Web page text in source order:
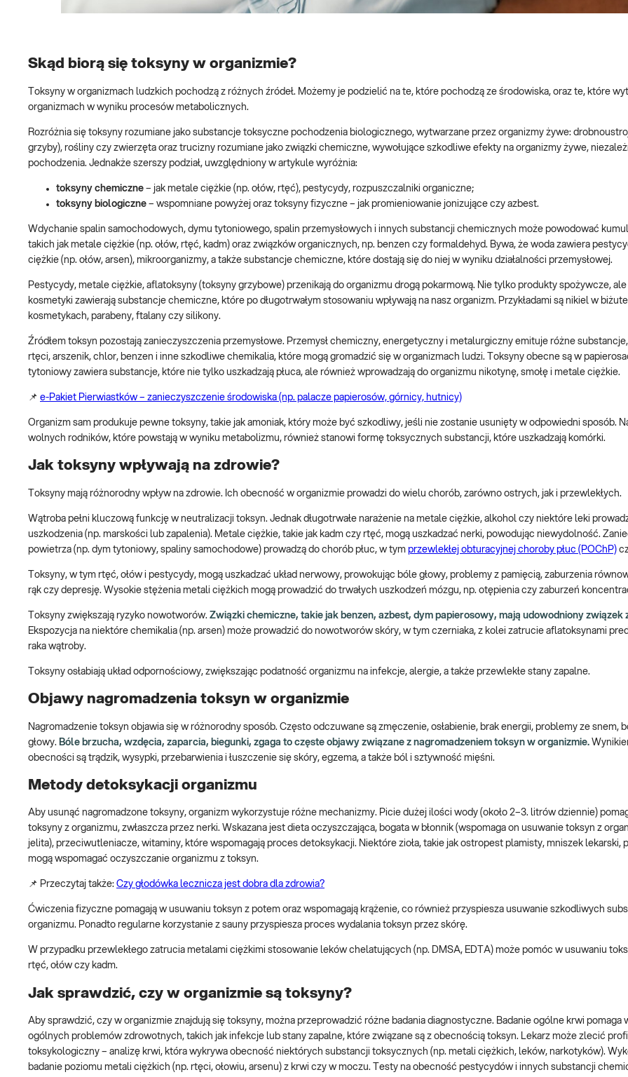
Skąd biorą się toksyny w organizmie?
Toksyny w organizmach ludzkich pochodzą z różnych źródeł. Możemy je podzielić na te, które pochodzą ze środowiska, oraz te, które
organizmach w wyniku procesów metabolicznych.
Rozróżnia się toksyny rozumiane jako substancje toksyczne pochodzenia biologicznego, wytwarzane przez organizmy żywe:
grzyby), rośliny czy zwierzęta oraz trucizny rozumiane jako związki chemiczne, wywołujące szkodliwe efekty na organizmy żywe,
pochodzenia. Jednakże szerszy podział, uwzględniony w artykule wyróżnia:
toksyny chemiczne – jak metale ciężkie (np. ołów, rtęć), pestycydy, rozpuszczalniki organiczne;
toksyny biologiczne – wspomniane powyżej oraz toksyny fizyczne – jak promieniowanie jonizujące czy azbest.
Wdychanie spalin samochodowych, dymu tytoniowego, spalin przemysłowych i innych substancji chemicznych może powodować
takich jak metale ciężkie (np. ołów, rtęć, kadm) oraz związków organicznych, np. benzen czy formaldehyd. Bywa, że woda zawiera
ciężkie (np. ołów, arsen), mikroorganizmy, a także substancje chemiczne, które dostają się do niej w wyniku działalności przemysłowej.
Pestycydy, metale ciężkie, aflatoksyny (toksyny grzybowe) przenikają do organizmu drogą pokarmową. Nie tylko produkty spożywcze,
kosmetyki zawierają substancje chemiczne, które po długotrwałym stosowaniu wpływają na nasz organizm. Przykładami są nikiel w
kosmetykach, parabeny, ftalany czy silikony.
Źródłem toksyn pozostają zanieczyszczenia przemysłowe. Przemysł chemiczny, energetyczny i metalurgiczny emituje różne
rtęci, arszenik, chlor, benzen i inne szkodliwe chemikalia, które mogą gromadzić się w organizmach ludzi. Toksyny obecne są w
tytoniowy zawiera substancje, które nie tylko uszkadzają płuca, ale również wprowadzają do organizmu nikotynę, smołę i metale ciężkie.
📌 e-Pakiet Pierwiastków – zanieczyszczenie środowiska (np. palacze papierosów, górnicy, hutnicy)
Organizm sam produkuje pewne toksyny, takie jak amoniak, który może być szkodliwy, jeśli nie zostanie usunięty w odpowiedni sposób.
wolnych rodników, które powstają w wyniku metabolizmu, również stanowi formę toksycznych substancji, które uszkadzają komórki.
Jak toksyny wpływają na zdrowie?
Toksyny mają różnorodny wpływ na zdrowie. Ich obecność w organizmie prowadzi do wielu chorób, zarówno ostrych, jak i przewlekłych.
Wątroba pełni kluczową funkcję w neutralizacji toksyn. Jednak długotrwałe narażenie na metale ciężkie, alkohol czy niektóre leki
uszkodzenia (np. marskości lub zapalenia). Metale ciężkie, takie jak kadm czy rtęć, mogą uszkadzać nerki, powodując niewydolność.
powietrza (np. dym tytoniowy, spaliny samochodowe) prowadzą do chorób płuc, w tym przewlekłej obturacyjnej choroby płuc (POChP)
Toksyny, w tym rtęć, ołów i pestycydy, mogą uszkadzać układ nerwowy, prowokując bóle głowy, problemy z pamięcią, zaburzenia
rąk czy depresję. Wysokie stężenia metali ciężkich mogą prowadzić do trwałych uszkodzeń mózgu, np. otępienia czy zaburzeń
Toksyny zwiększają ryzyko nowotworów. Związki chemiczne, takie jak benzen, azbest, dym papierosowy, mają udowodniony związek
Ekspozycja na niektóre chemikalia (np. arsen) może prowadzić do nowotworów skóry, w tym czerniaka, z kolei zatrucie aflatoksynami
raka wątroby.
Toksyny osłabiają układ odpornościowy, zwiększając podatność organizmu na infekcje, alergie, a także przewlekłe stany zapalne.
Objawy nagromadzenia toksyn w organizmie
Nagromadzenie toksyn objawia się w różnorodny sposób. Często odczuwane są zmęczenie, osłabienie, brak energii, problemy ze snem,
głowy. Bóle brzucha, wzdęcia, zaparcia, biegunki, zgaga to częste objawy związane z nagromadzeniem toksyn w organizmie.
obecności są trądzik, wysypki, przebarwienia i łuszczenie się skóry, egzema, a także ból i sztywność mięśni.
Metody detoksykacji organizmu
Aby usunąć nagromadzone toksyny, organizm wykorzystuje różne mechanizmy. Picie dużej ilości wody (około 2–3. litrów dziennie)
toksyny z organizmu, zwłaszcza przez nerki. Wskazana jest dieta oczyszczająca, bogata w błonnik (wspomaga on usuwanie toksyn z
jelita), przeciwutleniacze, witaminy, które wspomagają proces detoksykacji. Niektóre zioła, takie jak ostropest plamisty, mniszek lekarski,
mogą wspomagać oczyszczanie organizmu z toksyn.
📌 Przeczytaj także: Czy głodówka lecznicza jest dobra dla zdrowia?
Ćwiczenia fizyczne pomagają w usuwaniu toksyn z potem oraz wspomagają krążenie, co również przyspiesza usuwanie szkodliwych
organizmu. Ponadto regularne korzystanie z sauny przyspiesza proces wydalania toksyn przez skórę.
W przypadku przewlekłego zatrucia metalami ciężkimi stosowanie leków chelatujących (np. DMSA, EDTA) może pomóc w usuwaniu
rtęć, ołów czy kadm.
Jak sprawdzić, czy w organizmie są toksyny?
Aby sprawdzić, czy w organizmie znajdują się toksyny, można przeprowadzić różne badania diagnostyczne. Badanie ogólne krwi pomaga
ogólnych problemów zdrowotnych, takich jak infekcje lub stany zapalne, które związane są z obecnością toksyn. Lekarz może zlecić
toksykologiczny – analizę krwi, która wykrywa obecność niektórych substancji toksycznych (np. metali ciężkich, leków, narkotyków).
badanie poziomu metali ciężkich (np. rtęci, ołowiu, arsenu) z krwi czy w moczu. Testy na obecność pestycydów i innych substancji